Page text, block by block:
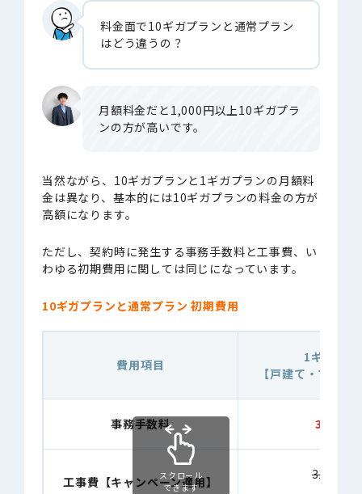
料金面で10ギガプランと通常プラン
はどう違うの？
月額料金だと1,000円以上10ギガプラ
ンの方が高いです。
当然ながら、10ギガプランと 1ギガプランの月額料
金は異なり、基本的には10ギガプランの料金の方が
高額になります。
ただし、契約時に発生する事務手数料と工事費、い
わゆる初期費用に関しては同じになっています。
10ギガプランと通常プラン 初期費用
費用項目
1ギガプラ
【戸建て・マンシ
事務手数料 3,300円
工事費【キャンペーン適用】
31,680
スクロール
できます